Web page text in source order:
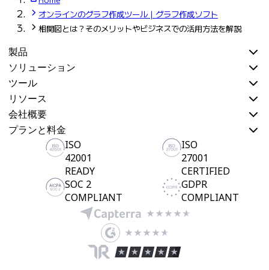
オンラインのグラフ作成ツール | グラフ作成ソフト
相関図とは？そのメリットやビジネスでの活用方法を解説
製品
ソリューション
ツール
リソース
会社概要
プランと料金
ISO
42001
READY
ISO
27001
CERTIFIED
SOC 2
COMPLIANT
GDPR
COMPLIANT